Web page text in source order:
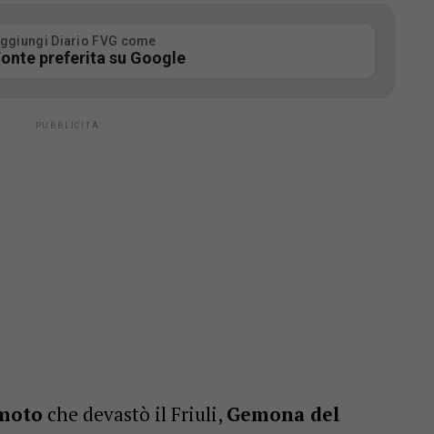
Diario FVG come
preferita su Google
che devastò il Friuli, Gemona del